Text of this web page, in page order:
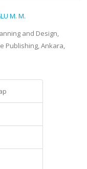
M. M.
and Design,
Publishing, Ankara,